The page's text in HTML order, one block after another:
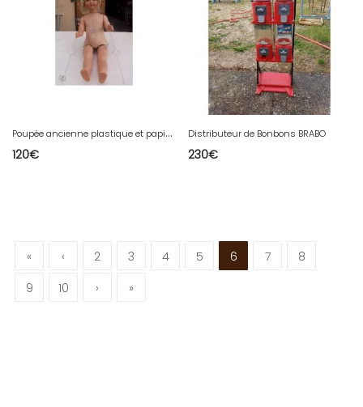
P
oupée ancienne plastique et papier maché
120€
Distributeur de Bonbons BRABO
230€
« ‹ 2 3 4 5 6 7
8
9
10 › »